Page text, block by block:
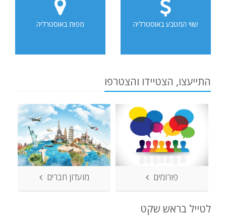
שווי המטבע באוסטרליה מפות באוסטרליה
התייעצו, הצטיידו והצטרפו
פורומים מועדון חברים
לטייל בראש שקט